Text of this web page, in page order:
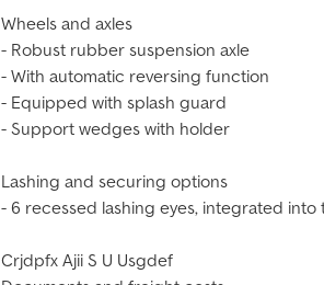
Wheels and axles
- Robust rubber suspension axle
- With automatic reversing function
- Equipped with splash guard
- Support wedges with holder
Lashing and securing options
- 6 recessed lashing eyes, integrated
Crjdpfx Ajii S U Usgdef